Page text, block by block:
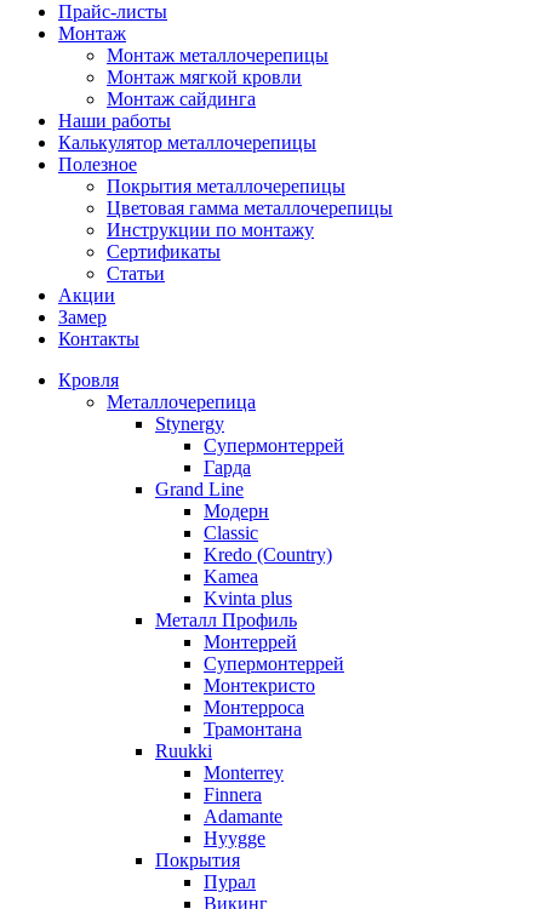
Прайс-листы
Монтаж
Монтаж металлочерепицы
Монтаж мягкой кровли
Монтаж сайдинга
Наши работы
Калькулятор металлочерепицы
Полезное
Покрытия металлочерепицы
Цветовая гамма металлочерепицы
Инструкции по монтажу
Сертификаты
Статьи
Акции
Замер
Контакты
Кровля
Металлочерепица
Stynergy
Супермонтеррей
Гарда
Grand Line
Модерн
Classic
Kredo (Country)
Kamea
Kvinta plus
Металл Профиль
Монтеррей
Супермонтеррей
Монтекристо
Монтерроса
Трамонтана
Ruukki
Monterrey
Finnera
Adamante
Hyygge
Покрытия
Пурал
Викинг